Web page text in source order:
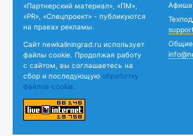
«Партнерский материал», «ПМ»,
«PR», «Спецпроект» - публикуются
на правах рекламы.
Сайт newkaliningrad.ru использует
файлы cookie. Продолжая работу
с сайтом, вы соглашаетесь на
сбор и последующую обработку
файлов cookie.
Афиша:
Общие